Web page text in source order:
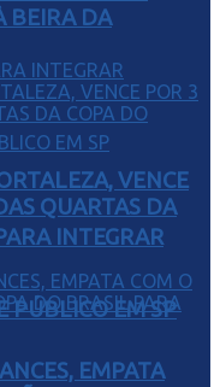
INTEGRAR
PÚBLICO EM SP
BEIRA DA
VENCE
QUARTAS DA
EMPATA